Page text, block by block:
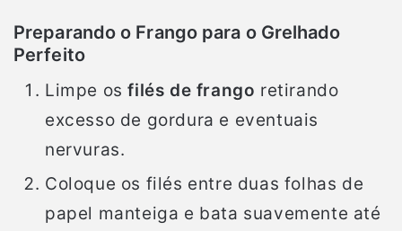
Preparando o Frango para o Grelhado
Perfeito
Limpe osfilés de frango retirando
excesso de gordura e eventuais
nervuras.
Coloque os filés entre duas folhas de
papel manteiga e bata suavemente até